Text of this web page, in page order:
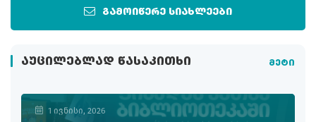
გამოიწერე სიახლეები
ᲐᲣᲪᲘᲚᲔᲑᲚᲐᲓ ᲬᲐᲡᲐᲙᲘᲗᲮᲘ მეტი
1 ივნისი, 2026